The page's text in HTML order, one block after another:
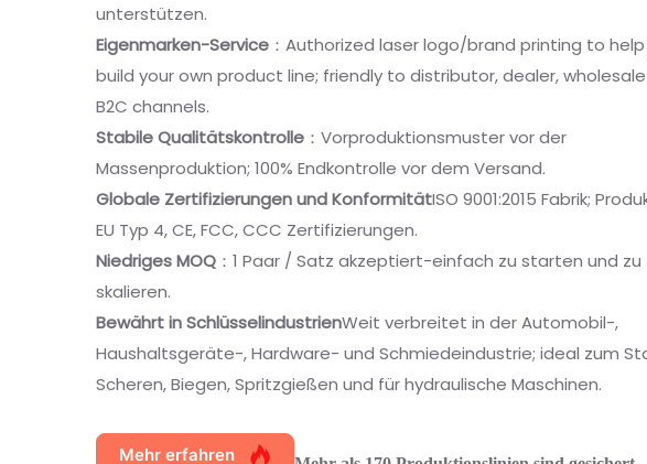
unterstützen.
Eigenmarken-Service ：Authorized laser logo/brand printing to
build your own product line; friendly to distributor, dealer,
B2C channels.
Stabile Qualitätskontrolle ：Vorproduktionsmuster vor der
Massenproduktion; 100% Endkontrolle vor dem Versand.
Globale Zertifizierungen und KonformitätISO 9001:2015 Fabrik;
EU Typ 4, CE, FCC, CCC Zertifizierungen.
Niedriges MOQ ：1 Paar / Satz akzeptiert-einfach zu starten und zu
skalieren.
Bewährt in SchlüsselindustrienWeit verbreitet in der Automobil-,
Haushaltsgeräte-, Hardware- und Schmiedeindustrie; ideal zum
Scheren, Biegen, Spritzgießen und für hydraulische Maschinen.
Mehr erfahren